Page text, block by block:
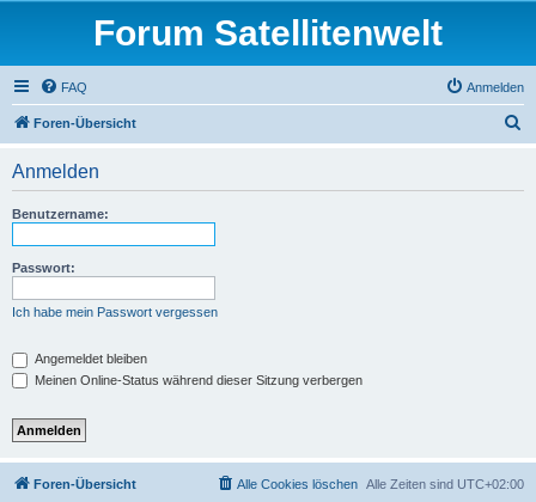
Forum Satellitenwelt
FAQ Anmelden
Foren-Übersicht
Anmelden
Benutzername:
Passwort:
Ich habe mein Passwort vergessen
Angemeldet bleiben
Meinen Online-Status während dieser Sitzung verbergen
Foren-Übersicht Alle Zeiten sind UTC+02:00
Alle Cookies löschen